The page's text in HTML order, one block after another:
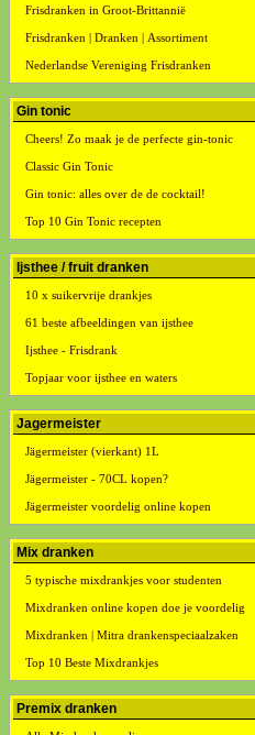
Frisdranken in Groot-Brittannië
Frisdranken | Dranken | Assortiment
Nederlandse Vereniging Frisdranken
Gin tonic
Cheers! Zo maak je de perfecte gin-tonic
Classic Gin Tonic
Gin tonic: alles over de de cocktail!
Top 10 Gin Tonic recepten
Ijsthee / fruit dranken
10 x suikervrije drankjes
61 beste afbeeldingen van ijsthee
Ijsthee - Frisdrank
Topjaar voor ijsthee en waters
Jagermeister
Jägermeister (vierkant) 1L
Jägermeister - 70CL kopen?
Jägermeister voordelig online kopen
Mix dranken
5 typische mixdrankjes voor studenten
Mixdranken online kopen doe je voordelig
Mixdranken | Mitra drankenspeciaalzaken
Top 10 Beste Mixdrankjes
Premix dranken